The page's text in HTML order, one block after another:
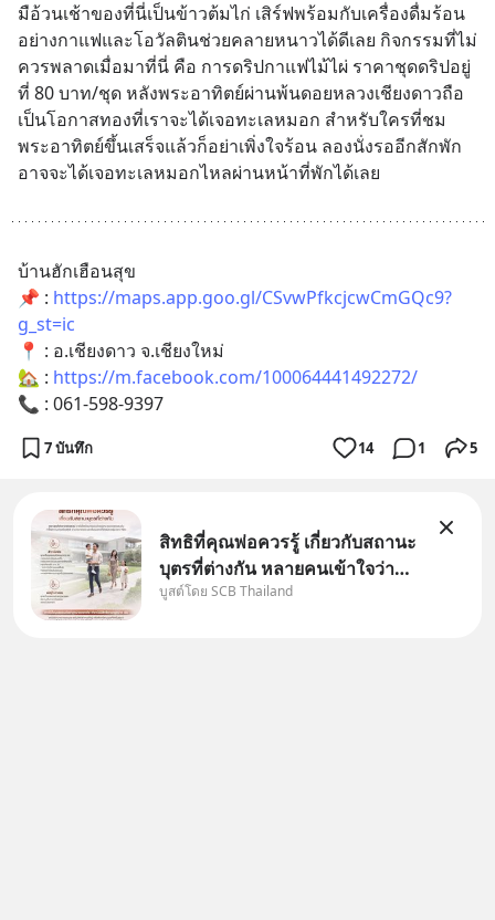
มือ้วนเช้าของที่นี่เป็นข้าวต้มไก่ เสิร์ฟพร้อมกับเครื่องดื่มร้อน
อย่างกาแฟและโอวัลตินช่วยคลายหนาวได้ดีเลย กิจกรรมที่ไม่
ควรพลาดเมื่อมาที่นี่ คือ การดริปกาแฟไม้ไผ่ ราคาชุดดริปอยู่
ที่ 80 บาท/ชุด หลังพระอาทิตย์ผ่านพ้นดอยหลวงเชียงดาวถือ
เป็นโอกาสทองที่เราจะได้เจอทะเลหมอก สำหรับใครที่ชม
พระอาทิตย์ขึ้นเสร็จแล้วก็อย่าเพิ่งใจร้อน ลองนั่งรออีกสักพัก
อาจจะได้เจอทะเลหมอกไหลผ่านหน้าที่พักได้เลย
บ้านฮักเฮือนสุข
📌 : https://maps.app.goo.gl/CSvwPfkcjcwCmGQc9?
g_st=ic
📍 : อ.เชียงดาว จ.เชียงใหม่
🏡 : https://m.facebook.com/100064441492272/
📞 : 061-598-9397
7 บันทึก 14 1 5
สิทธิที่คุณพ่อควรรู้ เกี่ยวกับสถานะ
บุตรที่ต่างกัน หลายคนเข้าใจว่า
"เมื่อเป็นลูกของพ่อและแม่ ก็ย่อม
บูสต์โดย SCB Thailand